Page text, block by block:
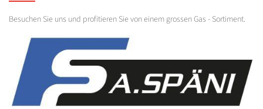
Besuchen Sie uns und profitieren Sie von einem grossen Gas - Sortiment.